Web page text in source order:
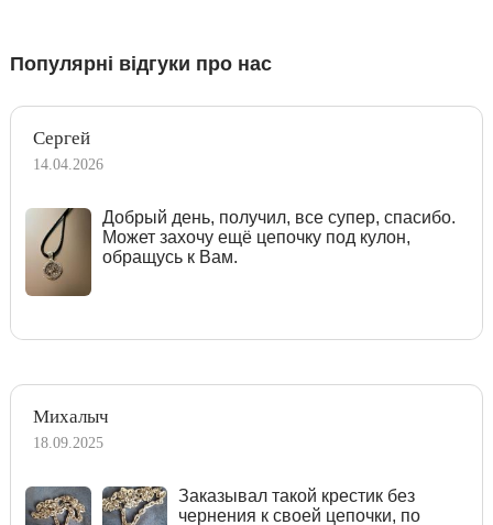
Популярні відгуки про нас
Сергей
14.04.2026
Добрый день, получил, все супер, спасибо.
Может захочу ещё цепочку под кулон,
обращусь к Вам.
Михалыч
18.09.2025
Заказывал такой крестик без
чернения к своей цепочки, по